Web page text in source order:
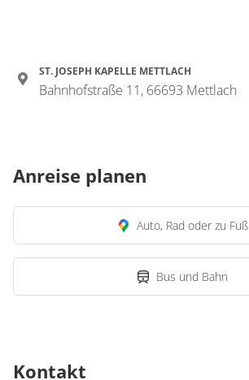
ST. JOSEPH KAPELLE METTLACH
Bahnhofstraße 11, 66693 Mettlach
Anreise planen
Auto, Rad oder zu Fuß
Bus und Bahn
Kontakt